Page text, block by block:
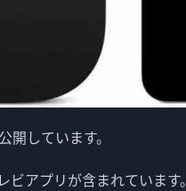
しています。
アプリが含まれています。